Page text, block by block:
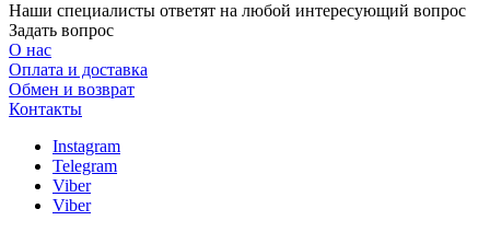
Наши специалисты ответят на любой интересующий вопрос
Задать вопрос
О нас
Оплата и доставка
Обмен и возврат
Контакты
Instagram
Telegram
Viber
Viber